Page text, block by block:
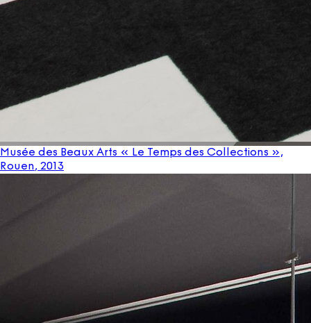
Musée des Beaux Arts « Le Temps des Collections »,
Rouen, 2013